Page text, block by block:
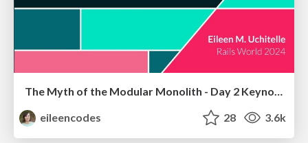
The Myth of the Modular Monolith - Day 2 Keynote - Rails World 2024
eileencodes
28 3.6k